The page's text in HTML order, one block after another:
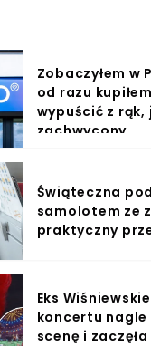
Zobaczyłem w
od razu
wypuścić z rąk,
zachwycony
Świąteczna
samolotem ze
praktyczny
Eks
koncertu nagle
scenę i